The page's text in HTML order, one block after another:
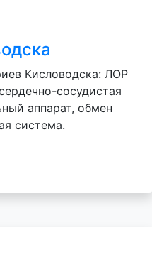
Кисловодска: ЛОР
сосудистая
аппарат, обмен
система.